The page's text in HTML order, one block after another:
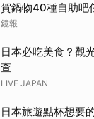
賀鍋物40種自助吧
飯、現做棉花糖
鏡報
日本必吃美食？觀
查
LIVE JAPAN
日本旅遊點杯想要